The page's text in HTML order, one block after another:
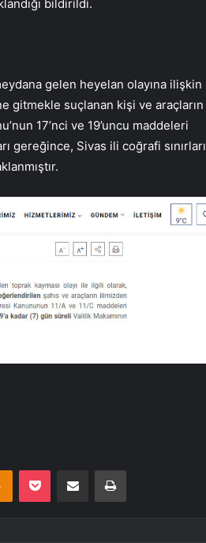
bildirildi.
gelen heyelan olayına ilişkin
gitmekle suçlanan kişi ve araçların
17’nci ve 19’uncu maddeleri
gereğince, Sivas ili coğrafi sınırları
Odnoklassniki
Pocket E-Posta ile paylaş Yazdır